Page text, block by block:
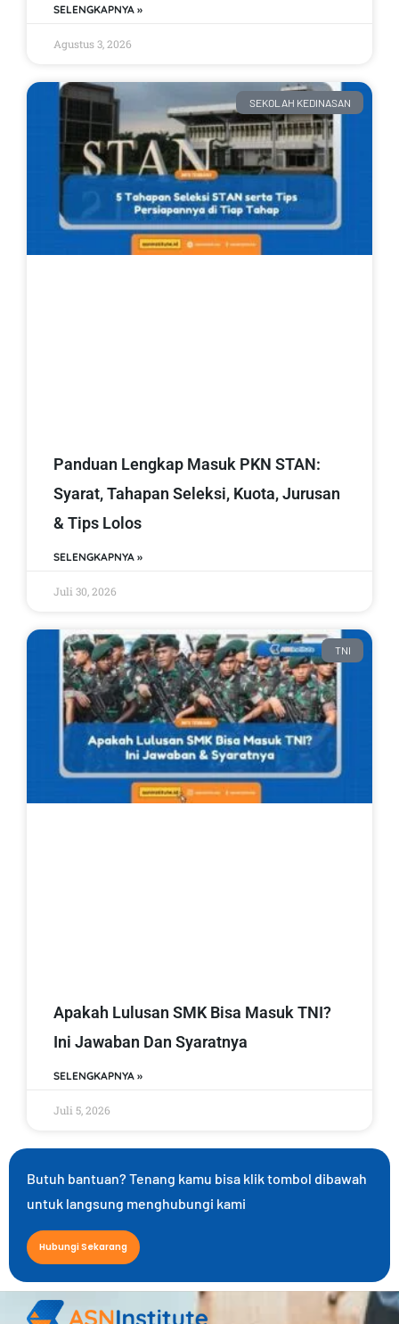
SELENGKAPNYA »
Agustus 3, 2026
SEKOLAH KEDINASAN
Panduan Lengkap Masuk PKN STAN:
Syarat, Tahapan Seleksi, Kuota, Jurusan
& Tips Lolos
SELENGKAPNYA »
Juli 30, 2026
TNI
Apakah Lulusan SMK Bisa Masuk TNI?
Ini Jawaban Dan Syaratnya
SELENGKAPNYA »
Juli 5, 2026
Butuh bantuan? Tenang kamu bisa klik tombol dibawah
untuk langsung menghubungi kami
Hubungi Sekarang